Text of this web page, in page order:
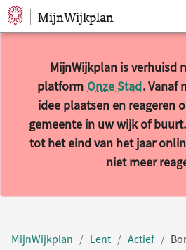
Sla navigatie over
MijnWijkplan
MijnWijkplan is verhuisd
platform Onze Stad. Vanaf
idee plaatsen en reageren
gemeente in uw wijk of
tot het eind van het jaar
niet meer
MijnWijkplan Lent Actief